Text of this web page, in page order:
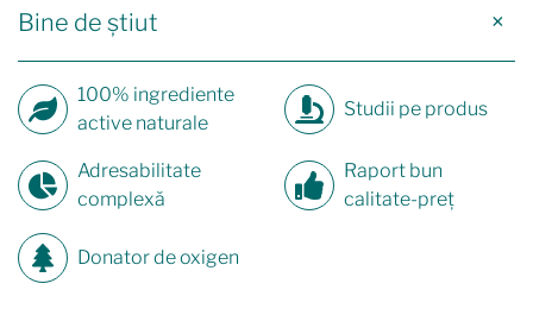
Bine de știut
100% ingrediente
active naturale
Studii pe produs
Adresabilitate
complexă
Raport bun
calitate-preț
Donator de oxigen